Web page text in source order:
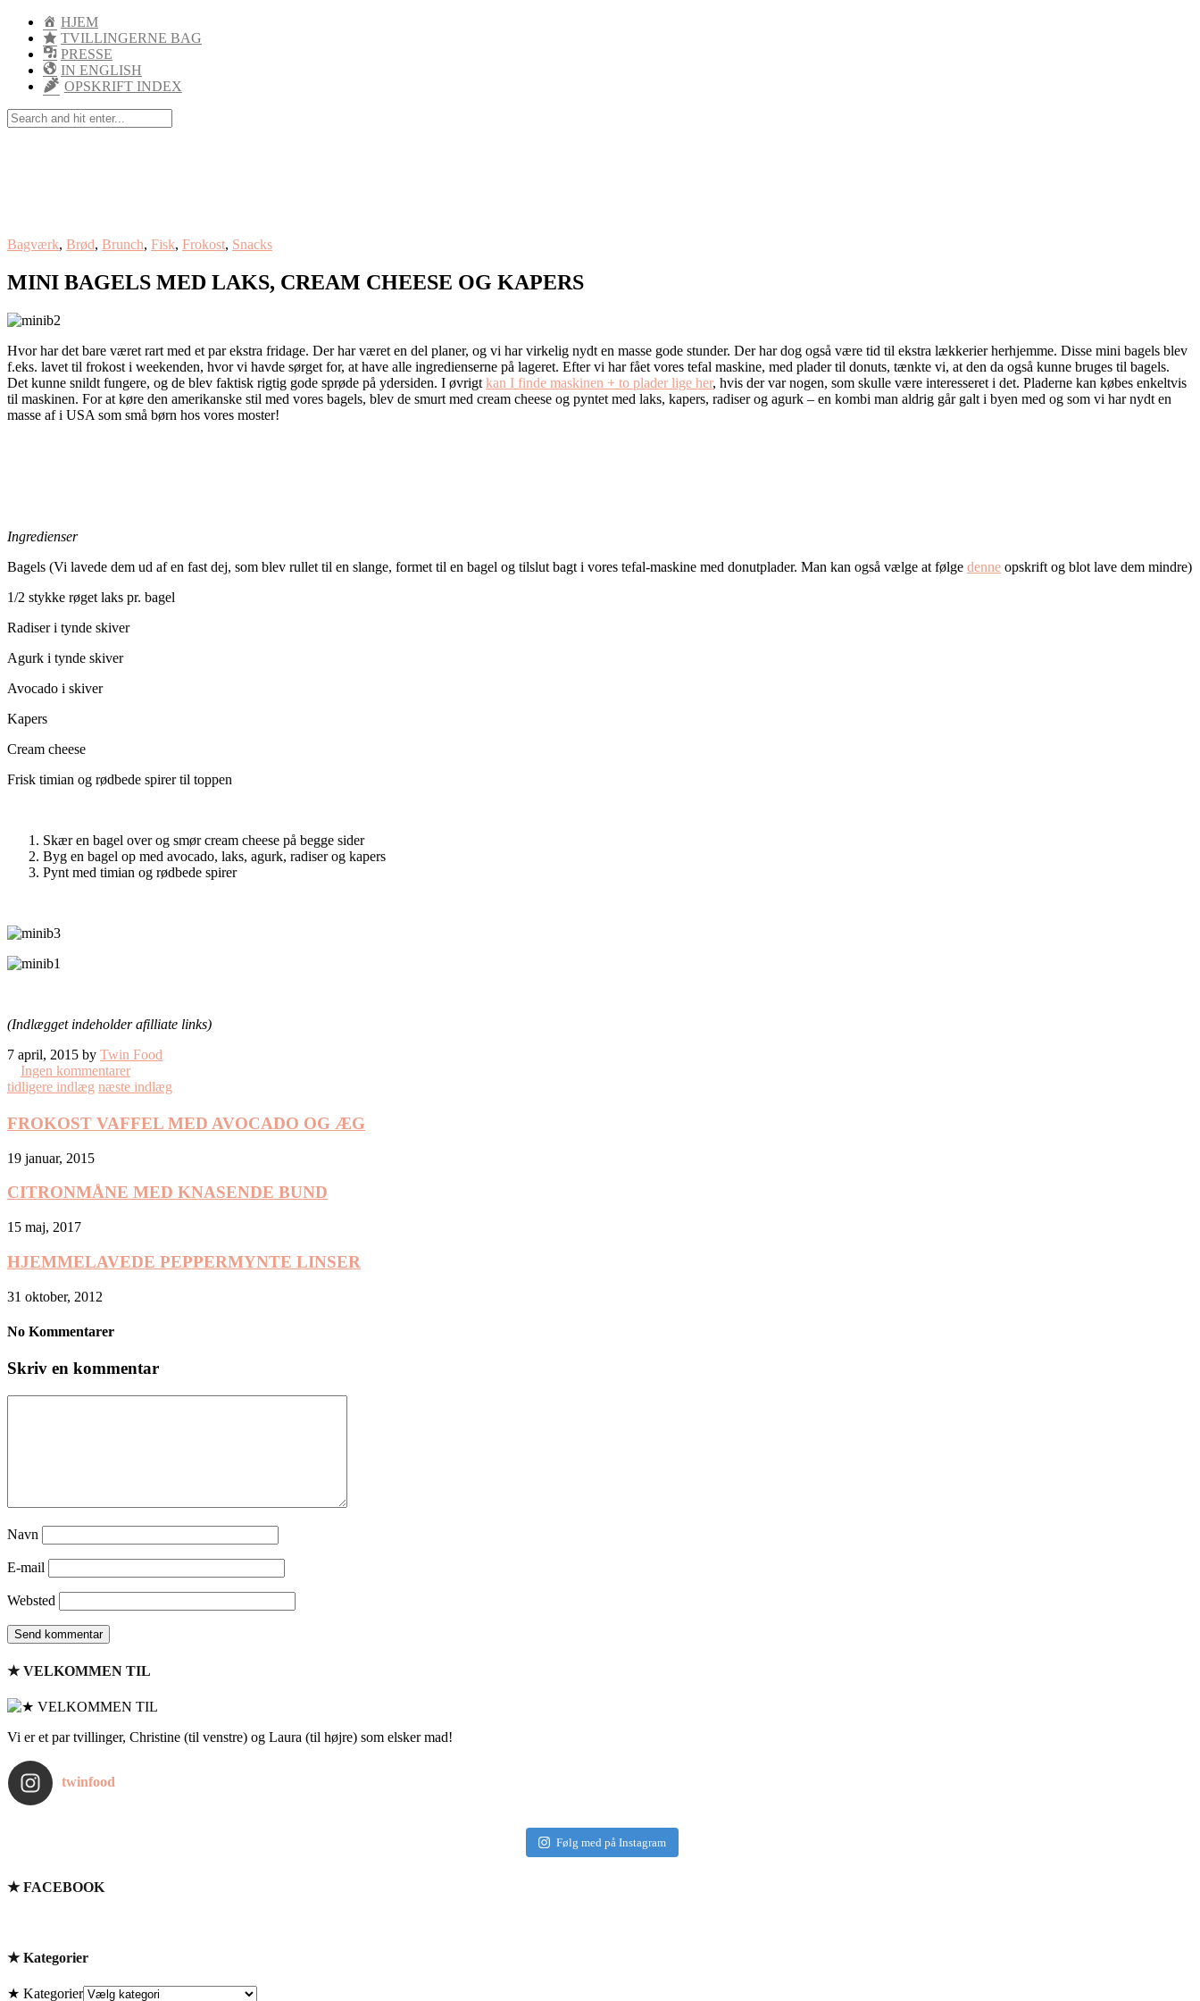
HJEM
TVILLINGERNE BAG
PRESSE
IN ENGLISH
OPSKRIFT INDEX
Bagværk, Brød, Brunch, Fisk, Frokost, Snacks
MINI BAGELS MED LAKS, CREAM CHEESE OG KAPERS
Hvor har det bare været rart med et par ekstra fridage. Der har været en del planer, og vi har virkelig nydt en masse gode stunder. Der har dog også være tid til ekstra lækkerier herhjemme. Disse mini bagels blev
f.eks. lavet til frokost i weekenden, hvor vi havde sørget for, at have alle ingredienserne på lageret. Efter vi har fået vores tefal maskine, med plader til donuts, tænkte vi, at den da også kunne bruges til bagels.
Det kunne snildt fungere, og de blev faktisk rigtig gode sprøde på ydersiden. I øvrigt kan I finde maskinen + to plader lige her, hvis der var nogen, som skulle være interesseret i det. Pladerne kan købes enkeltvis
til maskinen. For at køre den amerikanske stil med vores bagels, blev de smurt med cream cheese og pyntet med laks, kapers, radiser og agurk – en kombi man aldrig går galt i byen med og som vi har nydt en
masse af i USA som små børn hos vores moster!
Ingredienser
Bagels (Vi lavede dem ud af en fast dej, som blev rullet til en slange, formet til en bagel og tilslut bagt i vores tefal-maskine med donutplader. Man kan også vælge at følge denne opskrift og blot lave dem mindre)
1/2 stykke røget laks pr. bagel
Radiser i tynde skiver
Agurk i tynde skiver
Avocado i skiver
Kapers
Cream cheese
Frisk timian og rødbede spirer til toppen
Skær en bagel over og smør cream cheese på begge sider
Byg en bagel op med avocado, laks, agurk, radiser og kapers
Pynt med timian og rødbede spirer
(Indlægget indeholder afilliate links)
7 april, 2015 by Twin Food
Ingen kommentarer
tidligere indlæg næste indlæg
FROKOST VAFFEL MED AVOCADO OG ÆG
19 januar, 2015
CITRONMÅNE MED KNASENDE BUND
15 maj, 2017
HJEMMELAVEDE PEPPERMYNTE LINSER
31 oktober, 2012
No Kommentarer
Skriv en kommentar
Navn
E-mail
Websted
★ VELKOMMEN TIL
Vi er et par tvillinger, Christine (til venstre) og Laura (til højre) som elsker mad!
twinfood
Følg med på Instagram
★ FACEBOOK
★ Kategorier
★ Kategorier